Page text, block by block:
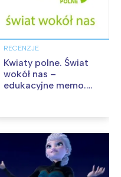
RECENZJE
Kwiaty polne. Świat
wokół nas –
edukacyjne memo.